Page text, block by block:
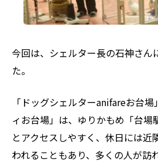
今回は、シェルター長の石神さん
た。
「ドッグシェルターanifareお台
ィお台場」は、ゆりかもめ「台場
とアクセスしやすく、休日には近
われることもあり、多くの人が訪